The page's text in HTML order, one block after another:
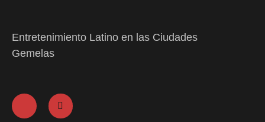
Entretenimiento Latino en las Ciudades
Gemelas